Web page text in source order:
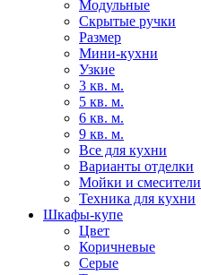
Модульные
Скрытые ручки
Размер
Мини-кухни
Узкие
3 кв. м.
5 кв. м.
6 кв. м.
9 кв. м.
Все для кухни
Варианты отделки
Мойки и смесители
Техника для кухни
Шкафы-купе
Цвет
Коричневые
Серые